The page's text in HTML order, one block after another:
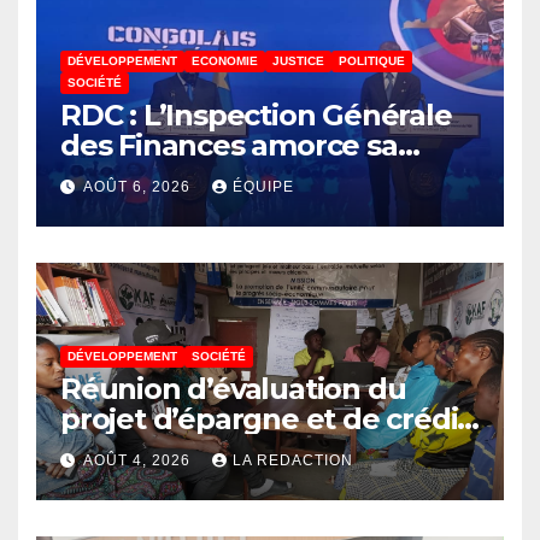
DÉVELOPPEMENT ECONOMIE JUSTICE
POLITIQUE
SOCIÉTÉ
RDC : L’Inspection Générale
des Finances amorce sa
révolution numérique pour
un contrôle permanent des
finances publiques
AOÛT 6, 2026 ÉQUIPE
DÉVELOPPEMENT SOCIÉTÉ
Réunion d’évaluation du
projet d’épargne et de crédit
de JIRANI MSAADA Asbl : des
résultats encourageants et
une expansion annoncée
AOÛT 4, 2026 LA REDACTION